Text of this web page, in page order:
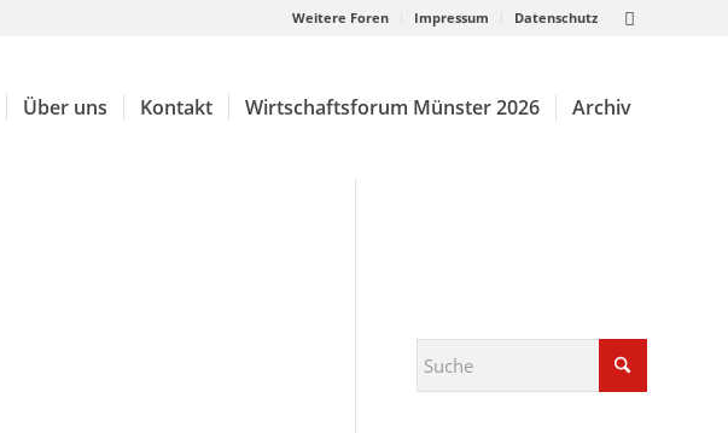
Weitere Foren Impressum Datenschutz
Über uns Kontakt Wirtschaftsforum Münster 2026 Archiv